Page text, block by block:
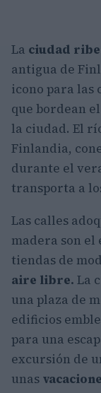
La ciudad
antigua de
icono para las
que bordean
la ciudad. El
Finlandia,
durante el
transporta a
Las calles
madera son el
tiendas de
aire libre. La
una plaza de
edificios
para una
excursión de
unas